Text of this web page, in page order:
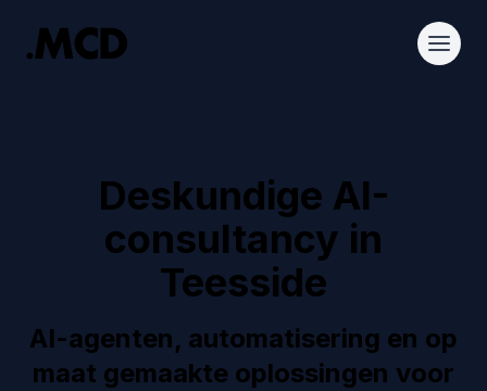
Deskundige AI-
consultancy in
Teesside
AI-agenten, automatisering en op
maat gemaakte oplossingen voor